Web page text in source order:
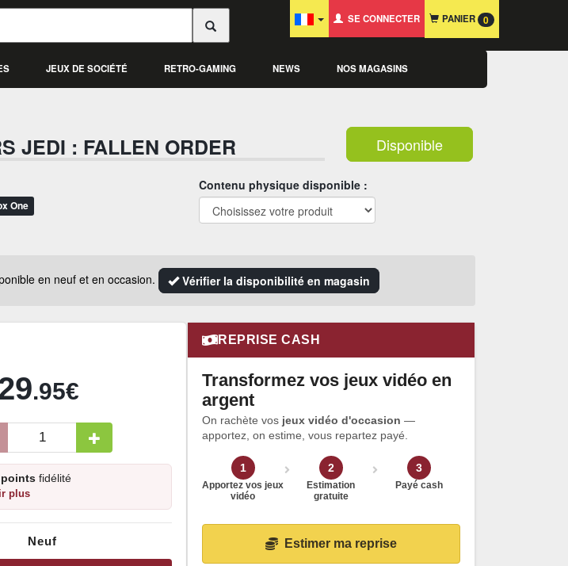
SE CONNECTER PANIER 0
JEUX DE SOCIÉTÉ RETRO-GAMING NEWS NOS MAGASINS
JEDI : FALLEN ORDER Disponible
One
Contenu physique disponible :
en neuf et en occasion. Vérifier la disponibilité en magasin
.95€
points fidélité
plus
Neuf
REPRISE CASH
Transformez vos jeux vidéo en
argent
On rachète vos jeux vidéo d'occasion —
apportez, on estime, vous repartez payé.
1
Apportez vos jeux
vidéo
2
Estimation
gratuite
3
Payé cash
Estimer ma reprise